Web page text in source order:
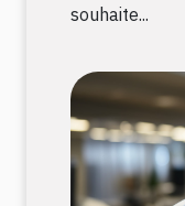
souhaite...